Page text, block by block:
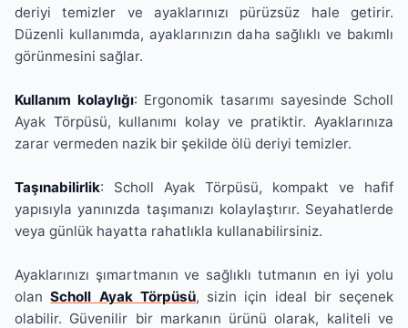
deriyi temizler ve ayaklarınızı pürüzsüz hale getirir.
Düzenli kullanımda, ayaklarınızın daha sağlıklı ve bakımlı
görünmesini sağlar.
Kullanım kolaylığı: Ergonomik tasarımı sayesinde Scholl
Ayak Törpüsü, kullanımı kolay ve pratiktir. Ayaklarınıza
zarar vermeden nazik bir şekilde ölü deriyi temizler.
Taşınabilirlik: Scholl Ayak Törpüsü, kompakt ve hafif
yapısıyla yanınızda taşımanızı kolaylaştırır. Seyahatlerde
veya günlük hayatta rahatlıkla kullanabilirsiniz.
Ayaklarınızı şımartmanın ve sağlıklı tutmanın en iyi yolu
olanScholl Ayak Törpüsü, sizin için ideal bir seçenek
olabilir. Güvenilir bir markanın ürünü olarak, kaliteli ve